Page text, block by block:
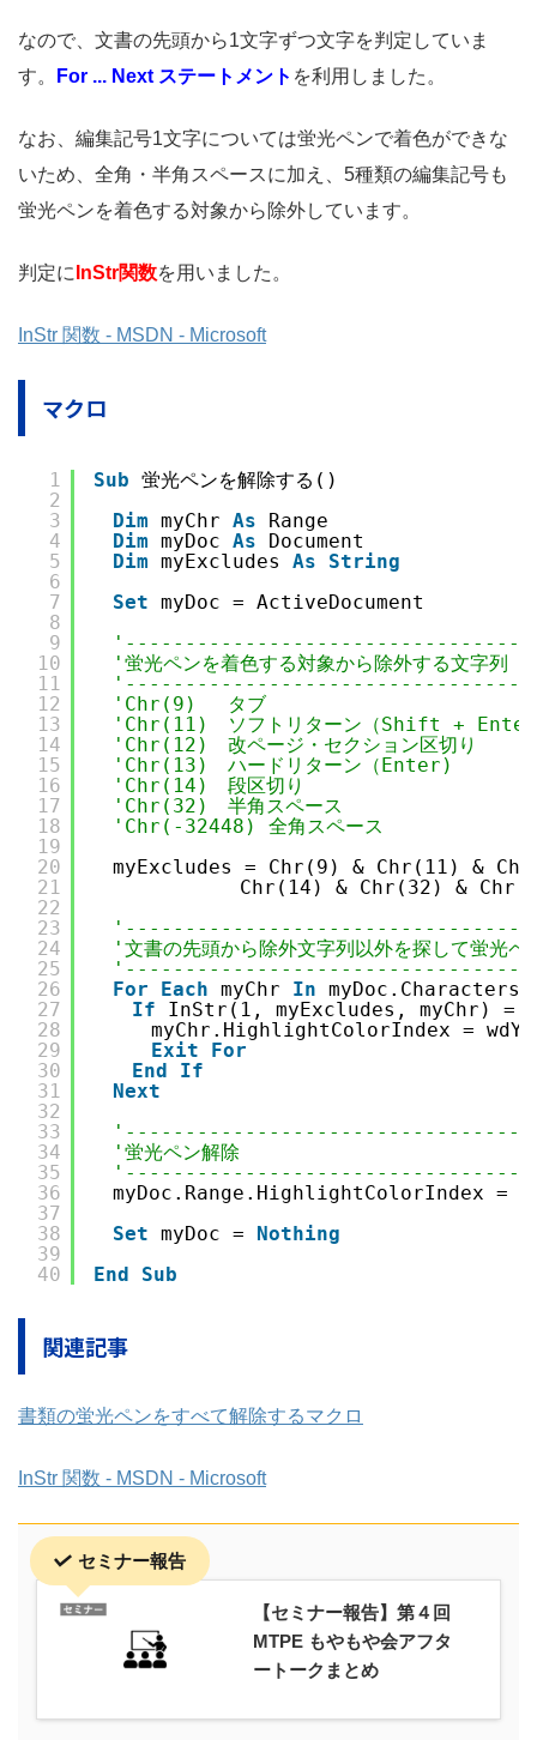
なので、文書の先頭から1文字ずつ文字を判定していま
す。
For ... Next ステートメント を利用しました。
なお、編集記号1文字については蛍光ペンで着色ができな
いため、全角・半角スペースに加え、5種類の編集記号も
蛍光ペンを着色する対象から除外しています。
判定に InStr関数を用いました。
InStr 関数 - MSDN - Microsoft
マクロ
1
2
3
4
5
6
7
8
9
10
11
12
13
14
15
16
17
18
19
20
21
22
23
24
25
26
27
28
29
30
31
32
33
34
35
36
37
38
39
40
Sub 蛍光ペンを解除する()
Dim myChr As
Range
Dim myDoc As
Document
Dim myExcludes As
String
Set myDoc = ActiveDocument
'蛍光ペンを着色する対象から除外する文字列
'Chr(9)　 タブ
'Chr(11)　ソフトリターン（Shift +
'Chr(12)　改ページ・セクション区切り
'Chr(13)　ハードリターン（Enter)
'Chr(14)　段区切り
'Chr(32)　半角スペース
'Chr(-32448) 全角スペース
myExcludes = Chr(9) & Chr(11) &
Chr(14) & Chr(32) & Chr(-
'文書の先頭から除外文字列以外を探して蛍光ペ
For
Each myChr In myDoc.Characters
If
InStr(1, myExcludes, myChr) =
myChr.HighlightColorIndex =
Exit
For
End
If
Next
'蛍光ペン解除
myDoc.Range.HighlightColorIndex =
Set myDoc =
Nothing
End
Sub
関連記事
書類の蛍光ペンをすべて解除するマクロ
InStr 関数 - MSDN - Microsoft
セミナー報告
【セミナー報告】第４回
MTPE もやもや会アフタ
ートークまとめ